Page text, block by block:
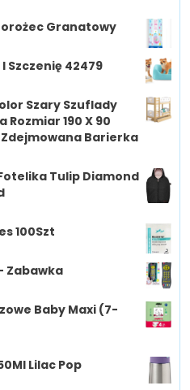
Granatowy
Szczenię 42479
Szary Szuflady
Rozmiar 190 X 90
Barierka
Tulip Diamond
100Szt
Zabawka
Baby Maxi (7-
Lilac Pop